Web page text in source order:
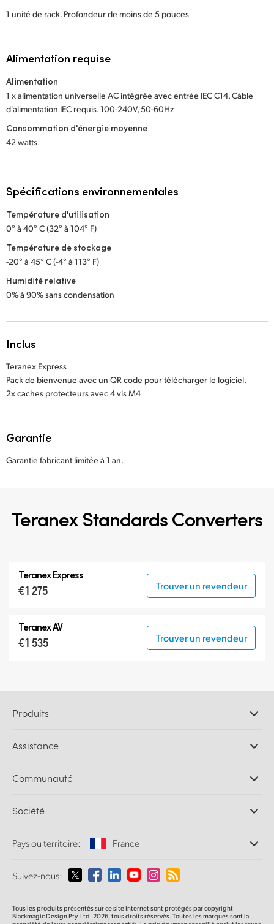
1 unité de rack. Profondeur de moins de 5 pouces
Alimentation requise
Alimentation
1 x alimentation universelle AC intégrée avec entrée IEC C14. Câble
d'alimentation IEC requis. 100-240V, 50-60Hz
Consommation d'énergie moyenne
42 watts
Spécifications environnementales
Température d'utilisation
0° à 40° C (32° à 104° F)
Température de stockage
-20° à 45° C (-4° à 113° F)
Humidité relative
0% à 90% sans condensation
Inclus
Teranex Express
Pack de bienvenue avec un QR code pour télécharger le logiciel.
2x caches protecteurs avec 4 vis M4
Garantie
Garantie fabricant limitée à 1 an.
Teranex Standards Converters
Teranex Express
€1 275 Trouver un revendeur
Teranex AV
€1 535 Trouver un revendeur
Produits
Logiciels DaVinci Resolve et Fusion
Ultimatte
Capture et lecture
Conversion de standards
Stockage en réseau
Routage et distribution
Assistance
Centre d'assistance technique
Communauté
Société
À propos de Blackmagic Design
Médias
Pays ou territoire: France
Sélectionnez un pays
Suivez-nous:
Tous les produits présentés sur ce site Internet sont protégés par copyright
Blackmagic Design Pty. Ltd. 2026, tous droits réservés. Toutes les marques sont la